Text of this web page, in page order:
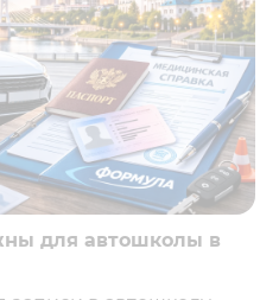
для автошколы в